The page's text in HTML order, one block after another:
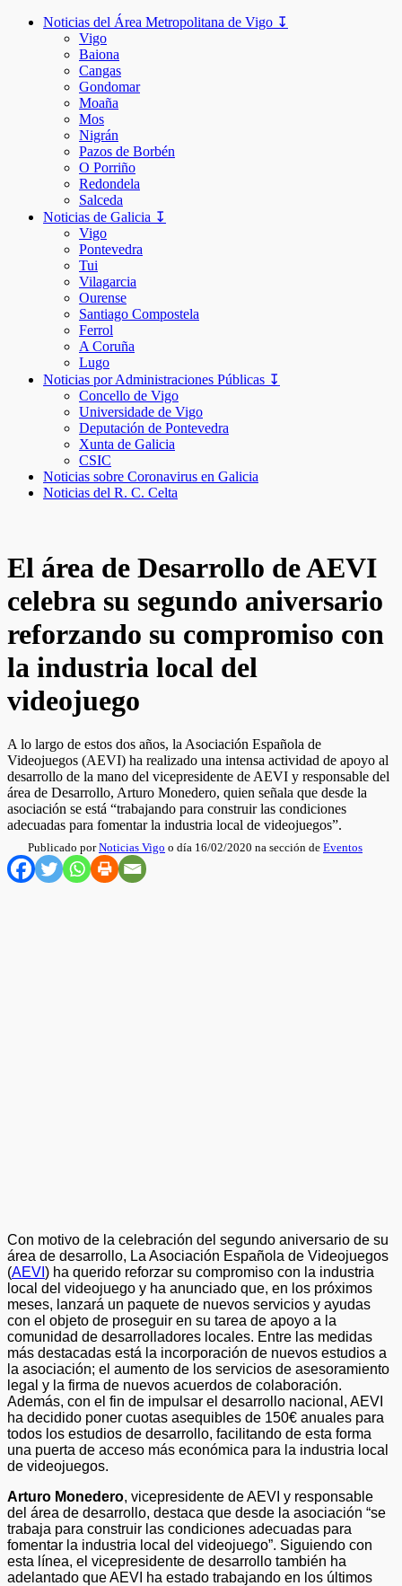
Noticias del Área Metropolitana de Vigo ↧
Vigo
Baiona
Cangas
Gondomar
Moaña
Mos
Nigrán
Pazos de Borbén
O Porriño
Redondela
Salceda
Noticias de Galicia ↧
Vigo
Pontevedra
Tui
Vilagarcia
Ourense
Santiago Compostela
Ferrol
A Coruña
Lugo
Noticias por Administraciones Públicas ↧
Concello de Vigo
Universidade de Vigo
Deputación de Pontevedra
Xunta de Galicia
CSIC
Noticias sobre Coronavirus en Galicia
Noticias del R. C. Celta
El área de Desarrollo de AEVI
celebra su segundo aniversario
reforzando su compromiso con
la industria local del
videojuego
A lo largo de estos dos años, la Asociación Española de
Videojuegos (AEVI) ha realizado una intensa actividad de apoyo al
desarrollo de la mano del vicepresidente de AEVI y responsable del
área de Desarrollo, Arturo Monedero, quien señala que desde la
asociación se está “trabajando para construir las condiciones
adecuadas para fomentar la industria local de videojuegos”.
Publicado porNoticias Vigo o día 16/02/2020 na sección de Eventos
Con motivo de la celebración del segundo aniversario de su
área de desarrollo, La Asociación Española de Videojuegos
(AEVI ) ha querido reforzar su compromiso con la industria
local del videojuego y ha anunciado que, en los próximos
meses, lanzará un paquete de nuevos servicios y ayudas
con el objeto de proseguir en su tarea de apoyo a la
comunidad de desarrolladores locales. Entre las medidas
más destacadas está la incorporación de nuevos estudios a
la asociación; el aumento de los servicios de asesoramiento
legal y la firma de nuevos acuerdos de colaboración.
Además, con el fin de impulsar el desarrollo nacional, AEVI
ha decidido poner cuotas asequibles de 150€ anuales para
todos los estudios de desarrollo, facilitando de esta forma
una puerta de acceso más económica para la industria local
de videojuegos.
Arturo Monedero, vicepresidente de AEVI y responsable
del área de desarrollo, destaca que desde la asociación “se
trabaja para construir las condiciones adecuadas para
fomentar la industria local del videojuego”. Siguiendo con
esta línea, el vicepresidente de desarrollo también ha
adelantado que AEVI ha estado trabajando en los últimos